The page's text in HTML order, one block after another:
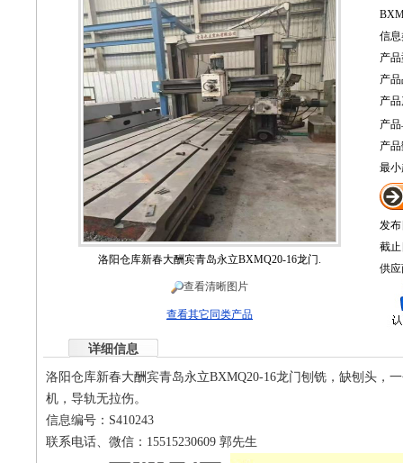
洛阳仓库新春大酬宾青岛永立BXMQ20-16龙门.
查看清晰图片
查看其它同类产品
信
产
产
产
产
产
最
发布
截止
供
详细信息
洛阳仓库新春大酬宾青岛永立BXMQ20-16龙门刨铣，缺刨头，
机，导轨无拉伤。
信息编号：S410243
联系电话、微信：15515230609 郭先生